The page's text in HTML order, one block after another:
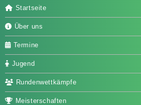
Startseite
Über uns
Termine
Jugend
Rundenwettkämpfe
Meisterschaften